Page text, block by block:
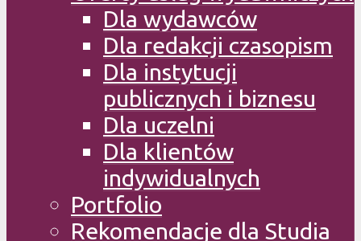
Dla wydawców
Dla redakcji czasopism
Dla instytucji
publicznych i biznesu
Dla uczelni
Dla klientów
indywidualnych
Portfolio
Rekomendacje dla Studia